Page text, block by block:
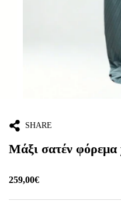
SHARE
Μάξι σατέν φόρεμα
259,00€